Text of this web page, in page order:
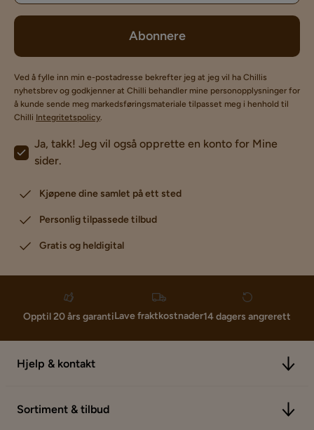
Abonnere
Ved å fylle inn min e-postadresse bekrefter jeg at jeg vil ha Chillis
nyhetsbrev og godkjenner at Chilli behandler mine personopplysninger for
å kunde sende meg markedsføringsmateriale tilpasset meg i henhold til
Chilli Integritetspolicy.
Ja, takk! Jeg vil også opprette en konto for Mine
sider.
Kjøpene dine samlet på ett sted
Personlig tilpassede tilbud
Gratis og heldigital
Opptil 20 års garantiLave fraktkostnader14 dagers angrerett
Hjelp & kontakt
Sortiment & tilbud